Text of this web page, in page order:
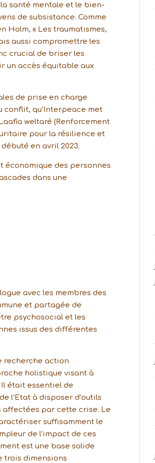
santé mentale et le bien-
de subsistance. Comme
Holm, « Les traumatismes,
aussi compromettre les
crucial de briser les
un accès équitable aux
de prise en charge
conflit, qu’Interpeace met
weltaré (Renforcement
pour la résilience et
en avril 2023.
économique des personnes
dans une
avec les membres des
et partagée de
psychosocial et les
issus des différentes
recherche action
holistique visant à
était essentiel de
l’Etat à disposer d’outils
affectées par cette crise. Le
suffisamment le
de l’impact de ces
est une base solide
trois dimensions